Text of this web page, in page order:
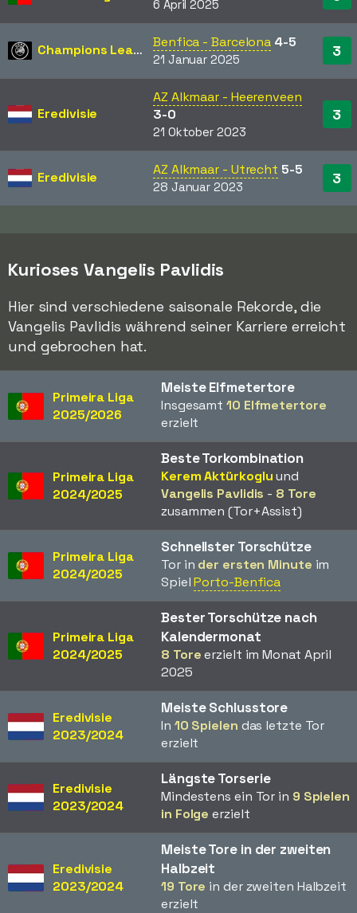
6 April 2025
Champions League Benfica - Barcelona 4-5
21 Januar 2025 3
Eredivisie
AZ Alkmaar - Heerenveen
3-0
21 Oktober 2023
3
Eredivisie AZ Alkmaar - Utrecht 5-5
28 Januar 2023 3
Kurioses Vangelis Pavlidis
Hier sind verschiedene saisonale Rekorde, die
Vangelis Pavlidis während seiner Karriere erreicht
und gebrochen hat.
Primeira Liga
2025/2026
Meiste Elfmetertore
Insgesamt 10 Elfmetertore
erzielt
Primeira Liga
2024/2025
Beste Torkombination
Kerem Aktürkogluund
Vangelis Pavlidis - 8 Tore
zusammen (Tor+Assist)
Primeira Liga
2024/2025
Schnellster Torschütze
Tor in der ersten Minute im
SpielPorto-Benfica
Primeira Liga
2024/2025
Bester Torschütze nach
Kalendermonat
8 Toreerzielt im Monat April
2025
Eredivisie
2023/2024
Meiste Schlusstore
In 10 Spielen das letzte Tor
erzielt
Eredivisie
2023/2024
Längste Torserie
Mindestens ein Tor in 9 Spielen
in Folge erzielt
Eredivisie
2023/2024
Meiste Tore in der zweiten
Halbzeit
19 Tore in der zweiten Halbzeit
erzielt